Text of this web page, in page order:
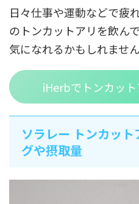
日々仕事や運動などで疲
のトンカットアリを飲ん
気になれるかもしれません
iHerbでトンカッ
ソラレー トンカッ
グや摂取量